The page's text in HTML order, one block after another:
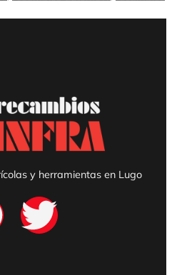
y herramientas en Lugo